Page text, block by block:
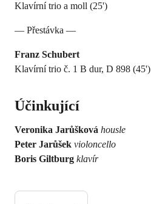
Klavírní trio a moll (25')
— Přestávka —
Franz Schubert
Klavírní trio č. 1 B dur, D 898 (45')
Účinkující
Veronika Jarůšková housle
Peter Jarůšek violoncello
Boris Giltburg klavír